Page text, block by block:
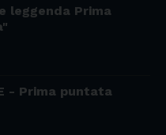
leggenda Prima
- Prima puntata